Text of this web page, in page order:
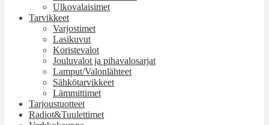
Ulkovalaisimet
Tarvikkeet
Varjostimet
Lasikuvut
Koristevalot
Jouluvalot ja pihavalosarjat
Lamput/Valonlähteet
Sähkötarvikkeet
Lämmittimet
Tarjoustuotteet
Radiot&Tuulettimet